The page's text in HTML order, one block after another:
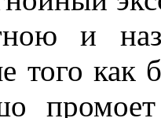
и
того как